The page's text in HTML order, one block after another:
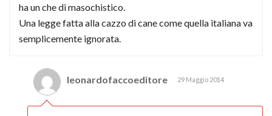
ha un che di masochistico.
Una legge fatta alla cazzo di cane come quella italiana va
semplicemente ignorata.
leonardofaccoeditore 29 Maggio 2014